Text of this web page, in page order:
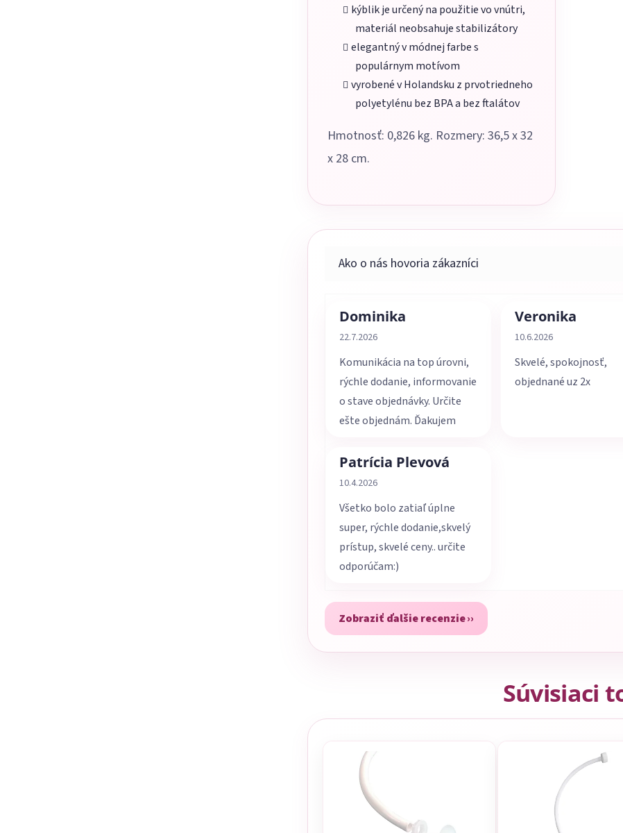
kýblik je určený na použitie vo vnútri,
materiál neobsahuje stabilizátory
elegantný v módnej farbe s
populárnym motívom
vyrobené v Holandsku z prvotriedneho
polyetylénu bez BPA a bez ftalátov
Hmotnosť: 0,826 kg. Rozmery: 36,5 x 32
x 28 cm.
Dominika
Hodnotenie obchodu je 5 z 5 hviezdičiek.
22.7.2026
Komunikácia na top úrovni,
rýchle dodanie, informovanie
o stave objednávky. Určite
ešte objednám. Ďakujem
Veronika
Hodnotenie obchodu
10.6.2026
Skvelé, spokojnosť,
objednané uz 2x
Patrícia Plevová
Hodnotenie obchodu je 5 z 5 hviezdičiek.
10.4.2026
Všetko bolo zatiaľ úplne
super, rýchle dodanie,skvelý
prístup, skvelé ceny.. určite
odporúčam:)
Zobraziť ďalšie recenzie
Súvisiaci